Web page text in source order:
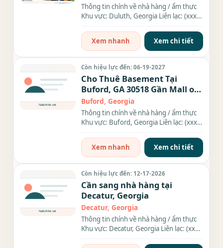
Thông tin chính về nhà hàng / ẩm thực
Khu vực: Duluth, Georgia Liên lạc: (xxx)
Xem nhanh
Xem chi tiết
Còn hiệu lực đến: 06-19-2027
Cho Thuê Basement Tại
Buford, GA 30518 Gần Mall of
Georgia
Buford, Georgia
Thông tin chính về nhà hàng / ẩm thực
Khu vực: Buford, Georgia Liên lạc: (xxx)
Xem nhanh
Xem chi tiết
Còn hiệu lực đến: 12-17-2026
Cần sang nhà hàng tại
Decatur, Georgia
Decatur, Georgia
Thông tin chính về nhà hàng / ẩm thực
Khu vực: Decatur, Georgia Liên lạc: (xxx)